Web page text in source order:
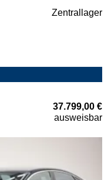
Zentrallager
37.799,00 €
ausweisbar